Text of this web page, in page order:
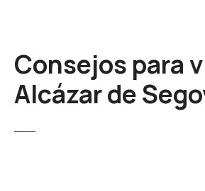
Consejos para
Alcázar de